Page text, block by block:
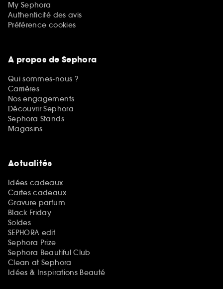
My Sephora
Authenticité des avis
Préférence cookies
A propos de Sephora
Qui sommes-nous ?
Carrières
Nos engagements
Découvrir Sephora
Sephora Stands
Magasins
Actualités
Idées cadeaux
Cartes cadeaux
Gravure parfum
Black Friday
Soldes
SEPHORA edit
Sephora Prize
Sephora Beautiful Club
Clean at Sephora
Idées & Inspirations Beauté